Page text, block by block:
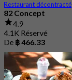
Restaurant décontracté
82 Concept
4.9
4.1K Réservé
De ฿ 466.33